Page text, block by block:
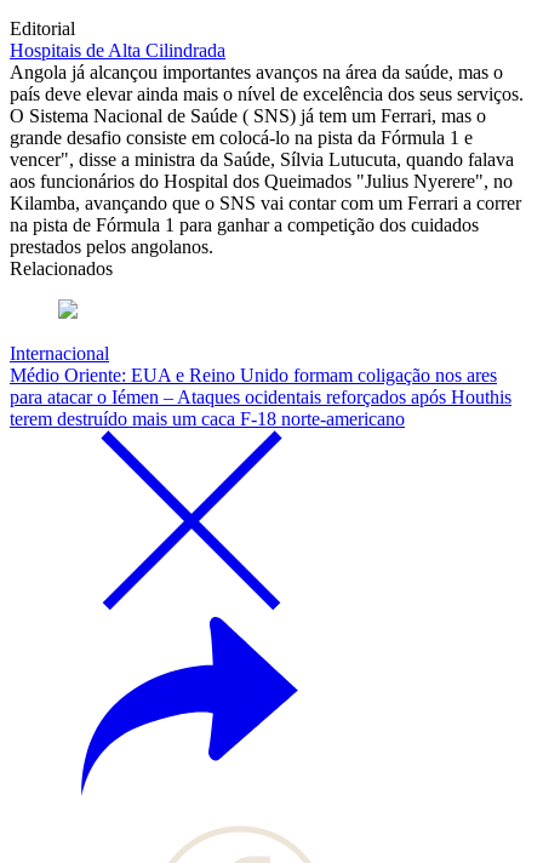
Editorial
Hospitais de Alta Cilindrada
Angola já alcançou importantes avanços na área da saúde, mas o
país deve elevar ainda mais o nível de excelência dos seus serviços.
O Sistema Nacional de Saúde ( SNS) já tem um Ferrari, mas o
grande desafio consiste em colocá-lo na pista da Fórmula 1 e
vencer", disse a ministra da Saúde, Sílvia Lutucuta, quando falava
aos funcionários do Hospital dos Queimados "Julius Nyerere", no
Kilamba, avançando que o SNS vai contar com um Ferrari a correr
na pista de Fórmula 1 para ganhar a competição dos cuidados
prestados pelos angolanos.
Relacionados
Internacional
Médio Oriente: EUA e Reino Unido formam coligação nos ares
para atacar o Iémen – Ataques ocidentais reforçados após Houthis
terem destruído mais um caca F-18 norte-americano